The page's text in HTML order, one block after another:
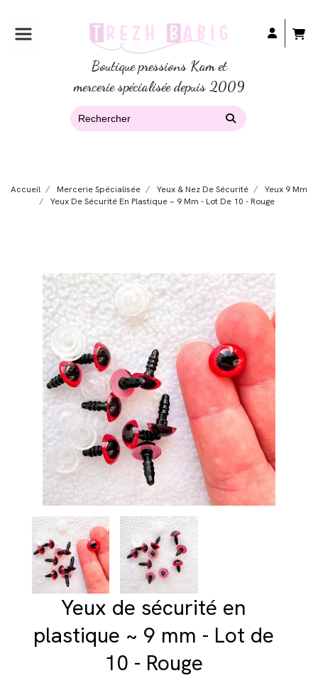
Boutique pressions Kam et
mercerie spécialisée depuis 2009
Accueil Mercerie Spécialisée Yeux & Nez De Sécurité
Yeux 9 Mm
Yeux De Sécurité En Plastique ~ 9 Mm - Lot De 10 - Rouge
Yeux de sécurité en
plastique ~ 9 mm - Lot de
10 - Rouge